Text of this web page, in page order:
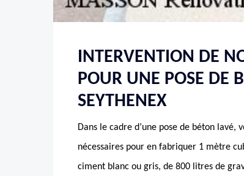
INTERVENTION DE
POUR UNE POSE DE
SEYTHENEX
Dans le cadre d’une pose de béton lavé,
nécessaires pour en fabriquer 1 mètre
ciment blanc ou gris, de 800 litres de